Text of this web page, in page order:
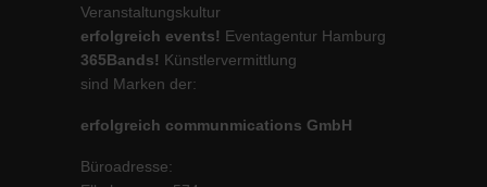
Veranstaltungskultur
erfolgreich events! Eventagentur Hamburg
365Bands! Künstlervermittlung
sind Marken der:
erfolgreich communmications GmbH
Büroadresse: